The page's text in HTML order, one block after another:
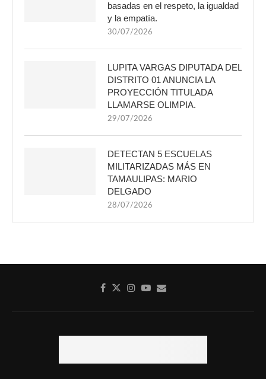
basadas en el respeto, la igualdad
y la empatía.
30/07/2026
LUPITA VARGAS DIPUTADA DEL
DISTRITO 01 ANUNCIA LA
PROYECCIÓN TITULADA
LLAMARSE OLIMPIA.
29/07/2026
DETECTAN 5 ESCUELAS
MILITARIZADAS MÁS EN
TAMAULIPAS: MARIO
DELGADO
28/07/2026